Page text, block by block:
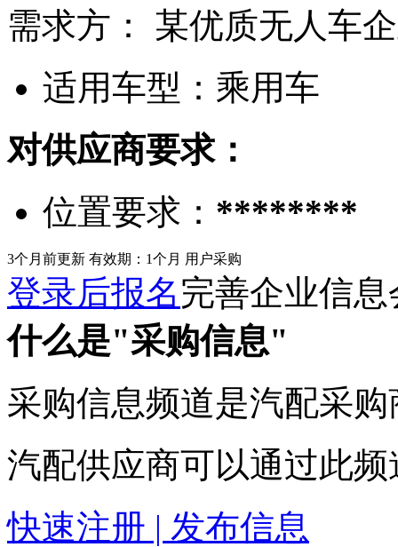
需求方：
某优质无人车
适用车型： 乘用车
对供应商要求：
位置要求： ********
3个月前更新 有效期：1个月 用户采购
登录后报名完善企业信
什么是"采购信息"
采购信息频道是汽配采
汽配供应商可以通过此
快速注册 | 发布信息